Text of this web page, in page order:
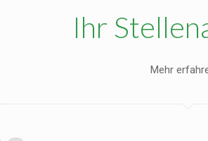
Ihr
Mehr